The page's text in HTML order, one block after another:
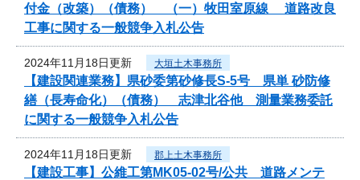
付金（改築）（債務） （一）牧田室原線 道路改良
工事に関する一般競争入札公告
2024年11月18日更新 大垣土木事務所
【建設関連業務】県砂委第砂修長S-5号 県単 砂防修
繕（長寿命化）（債務） 志津北谷他 測量業務委託
に関する一般競争入札公告
2024年11月18日更新 郡上土木事務所
【建設工事】公維工第MK05-02号/公共 道路メンテ